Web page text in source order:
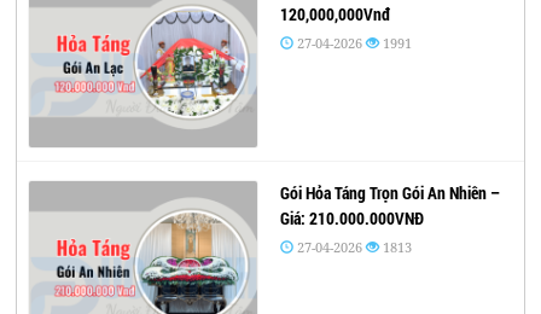
120,000,000Vnđ
27-04-2026 1991
Gói Hỏa Táng Trọn Gói An Nhiên –
Giá: 210.000.000VNĐ
27-04-2026 1813